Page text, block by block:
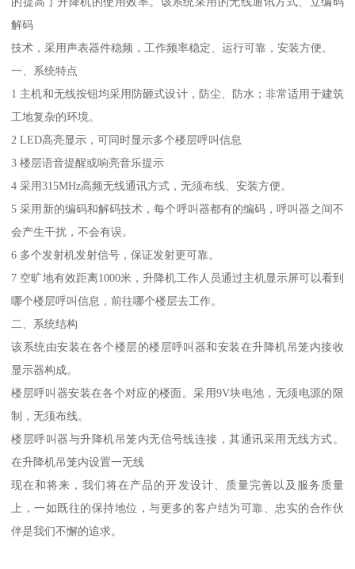
解码
技术，采用声表器件稳频，工作频率稳定、运行可靠，安装方便。
一、系统特点
1 主机和无线按钮均采用防砸式设计，防尘、防水；非常适用于建筑
工地复杂的环境。
2 LED高亮显示，可同时显示多个楼层呼叫信息
3 楼层语音提醒或响亮音乐提示
4 采用315MHz高频无线通讯方式，无须布线、安装方便。
5 采用新的编码和解码技术，每个呼叫器都有的编码，呼叫器之间不
会产生干扰，不会有误。
6 多个发射机发射信号，保证发射更可靠。
7 空旷地有效距离1000米，升降机工作人员通过主机显示屏可以看到
哪个楼层呼叫信息，前往哪个楼层去工作。
二、系统结构
该系统由安装在各个楼层的楼层呼叫器和安装在升降机吊笼内接收
显示器构成。
楼层呼叫器安装在各个对应的楼面。采用9V块电池，无须电源的限
制，无须布线。
楼层呼叫器与升降机吊笼内无信号线连接，其通讯采用无线方式。
在升降机吊笼内设置一无线
现在和将来，我们将在产品的开发设计、质量完善以及服务质量
上，一如既往的保持地位，与更多的客户结为可靠、忠实的合作伙
伴是我们不懈的追求。